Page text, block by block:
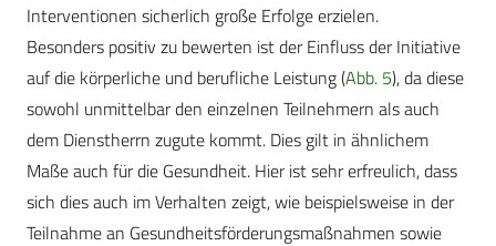
Interventionen sicherlich große Erfolge erzielen.
Besonders positiv zu bewerten ist der Einfluss der Initiative
auf die körperliche und berufliche Leistung (Abb. 5), da diese
sowohl unmittelbar den einzelnen Teilnehmern als auch
dem Dienstherrn zugute kommt. Dies gilt in ähnlichem
Maße auch für die Gesundheit. Hier ist sehr erfreulich, dass
sich dies auch im Verhalten zeigt, wie beispielsweise in der
Teilnahme an Gesundheitsförderungsmaßnahmen sowie